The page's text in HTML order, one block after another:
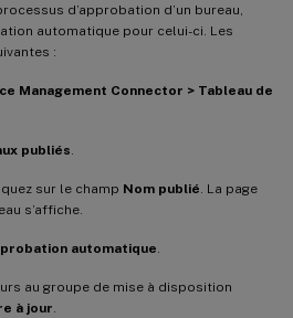
d’approbation d’un bureau,
automatique pour celui-ci. Les
:
Management Connector > Tableau de
publiés.
sur le champ Nom publié. La page
s’affiche.
automatique.
au groupe de mise à disposition
à jour.